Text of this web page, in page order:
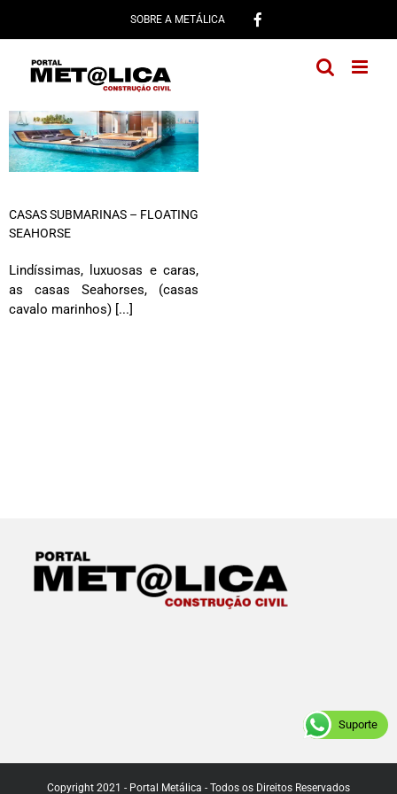
conteúdo
SOBRE A METÁLICA
CASAS SUBMARINAS – FLOATING
SEAHORSE
Lindíssimas, luxuosas e caras,
as casas Seahorses, (casas
cavalo marinhos) [...]
Copyright 2021 - Portal Metálica - Todos os Direitos Reservados
Suporte